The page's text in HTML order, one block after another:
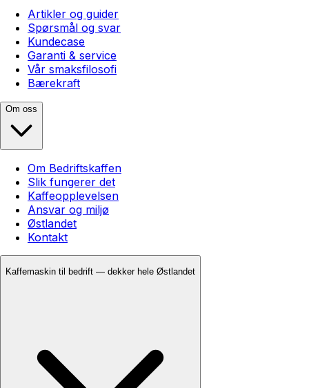
Artikler og guider
Spørsmål og svar
Kundecase
Garanti & service
Vår smaksfilosofi
Bærekraft
Om oss
Om Bedriftskaffen
Slik fungerer det
Kaffeopplevelsen
Ansvar og miljø
Østlandet
Kontakt
Kaffemaskin til bedrift — dekker hele Østlandet